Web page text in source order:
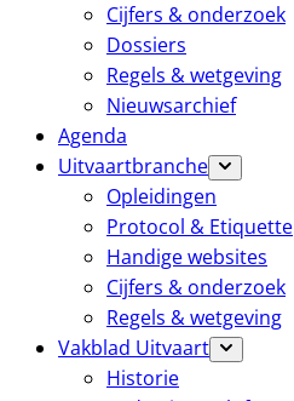
Cijfers & onderzoek
Dossiers
Regels & wetgeving
Nieuwsarchief
Agenda
Uitvaartbranche
Opleidingen
Protocol & Etiquette
Handige websites
Cijfers & onderzoek
Regels & wetgeving
Vakblad Uitvaart
Historie